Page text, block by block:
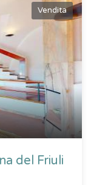
Vendita
del Friuli